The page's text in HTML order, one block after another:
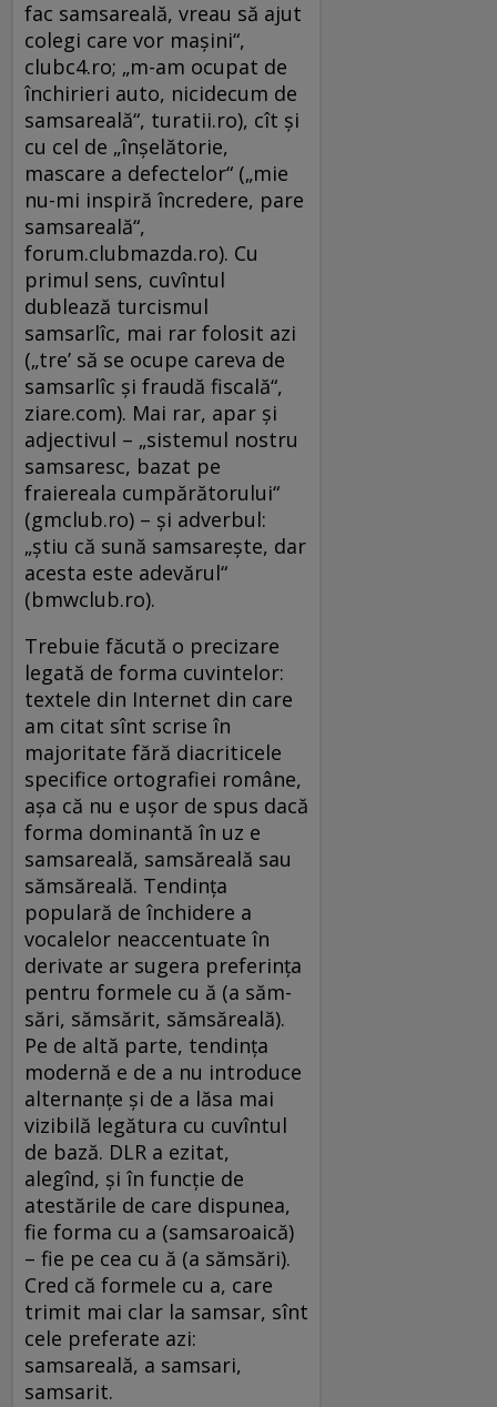
fac samsareală, vreau să ajut
colegi care vor maşini“,
clubc4.ro; „m-am ocupat de
închirieri auto, nicidecum de
samsareală“, turatii.ro), cît şi
cu cel de „înşelătorie,
mascare a defectelor“ („mie
nu-mi inspiră încredere, pare
samsareală“,
forum.clubmazda.ro). Cu
primul sens, cuvîntul
dublează turcismul
samsarlîc, mai rar folosit azi
(„tre’ să se ocupe careva de
samsarlîc şi fraudă fiscală“,
ziare.com). Mai rar, apar şi
adjectivul – „sistemul nostru
samsaresc, bazat pe
fraiereala cumpărătorului“
(gmclub.ro) – şi adverbul:
„ştiu că sună samsarește, dar
acesta este adevărul“
(bmwclub.ro).
Trebuie făcută o precizare
legată de forma cuvintelor:
textele din Internet din care
am citat sînt scrise în
majoritate fără diacriticele
specifice ortografiei române,
aşa că nu e uşor de spus dacă
forma dominantă în uz e
samsareală, samsăreală sau
sămsăreală. Tendinţa
populară de închidere a
vocalelor neaccentuate în
derivate ar sugera preferinţa
pentru formele cu ă (a săm-
sări, sămsărit, sămsăreală).
Pe de altă parte, tendinţa
modernă e de a nu introduce
alternanţe şi de a lăsa mai
vizibilă legătura cu cuvîntul
de bază. DLR a ezitat,
alegînd, şi în funcţie de
atestările de care dispunea,
fie forma cu a (samsaroaică)
– fie pe cea cu ă (a sămsări).
Cred că formele cu a, care
trimit mai clar la samsar, sînt
cele preferate azi:
samsareală, a samsari,
samsarit.